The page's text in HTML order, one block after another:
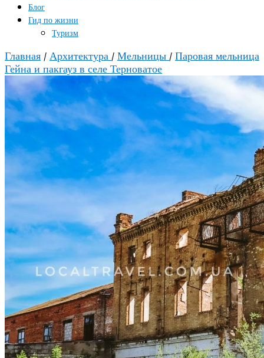
Блог
Гид по жизни
Туризм
Главная / Архитектура / Мельницы / Паровая мельница
Гейна и пакгауз в селе Терноватое